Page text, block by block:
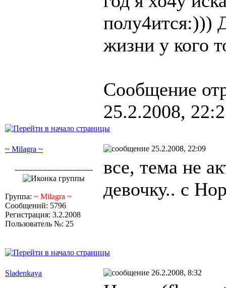
полу4ится:)))
жизни у кого
Сообщение
25.2.2008,
~ Milagra ~ 25.2.2008, 22:09
-------------------------------
Группа: ~ Milagra ~
Сообщений: 5796
Регистрация: 3.2.2008
Пользователь №: 25
все, тема не
девочку.. с
Sladenkaya 26.2.2008, 8:32